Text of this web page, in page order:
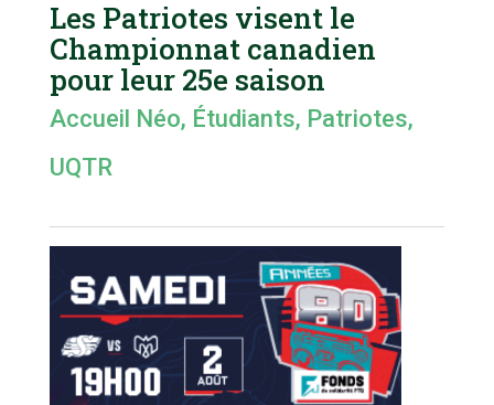
Les Patriotes visent le
Championnat canadien
pour leur 25e saison
Accueil Néo, Étudiants, Patriotes,
UQTR